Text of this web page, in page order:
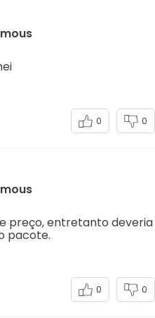
0 0
preço, entretanto deveria
pacote.
0 0